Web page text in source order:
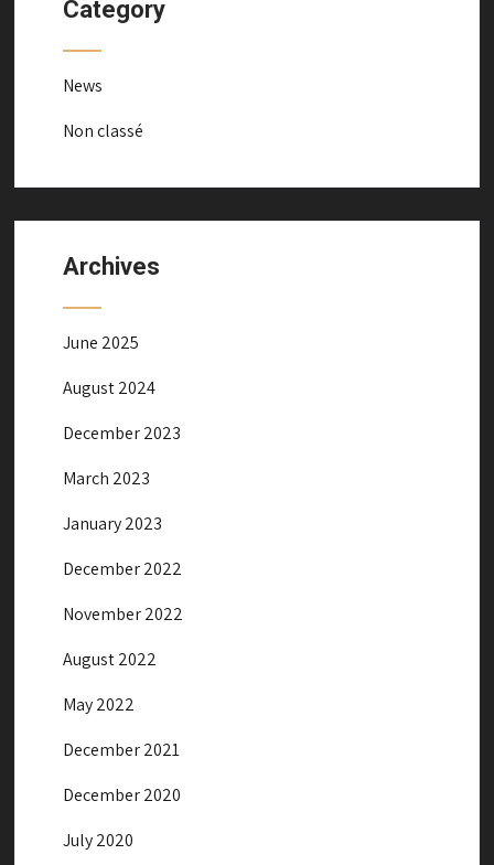
Category
News
Non classé
Archives
June 2025
August 2024
December 2023
March 2023
January 2023
December 2022
November 2022
August 2022
May 2022
December 2021
December 2020
July 2020